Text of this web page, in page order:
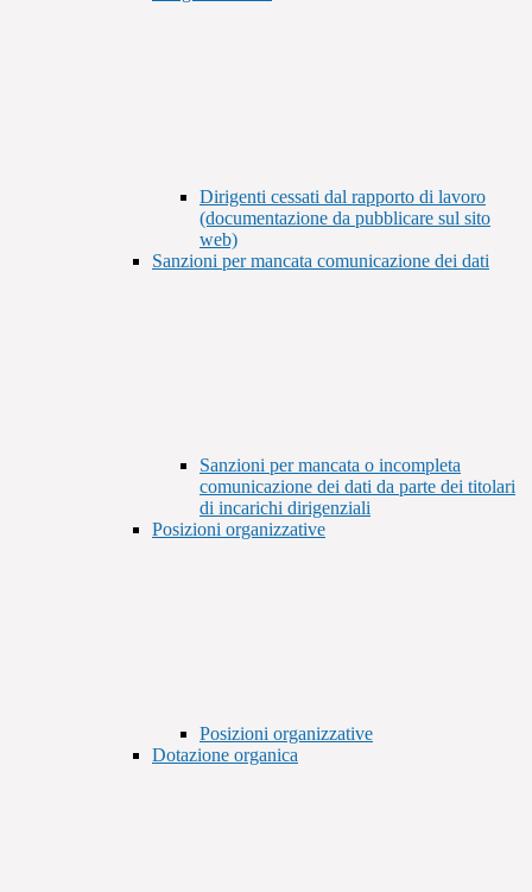
Dirigenti cessati dal rapporto di lavoro
(documentazione da pubblicare sul sito
web)
Sanzioni per mancata comunicazione dei dati
Sanzioni per mancata o incompleta
comunicazione dei dati da parte dei titolari
di incarichi dirigenziali
Posizioni organizzative
Posizioni organizzative
Dotazione organica